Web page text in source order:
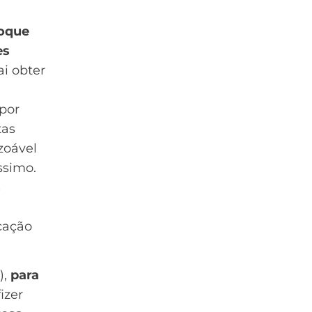
obter
para